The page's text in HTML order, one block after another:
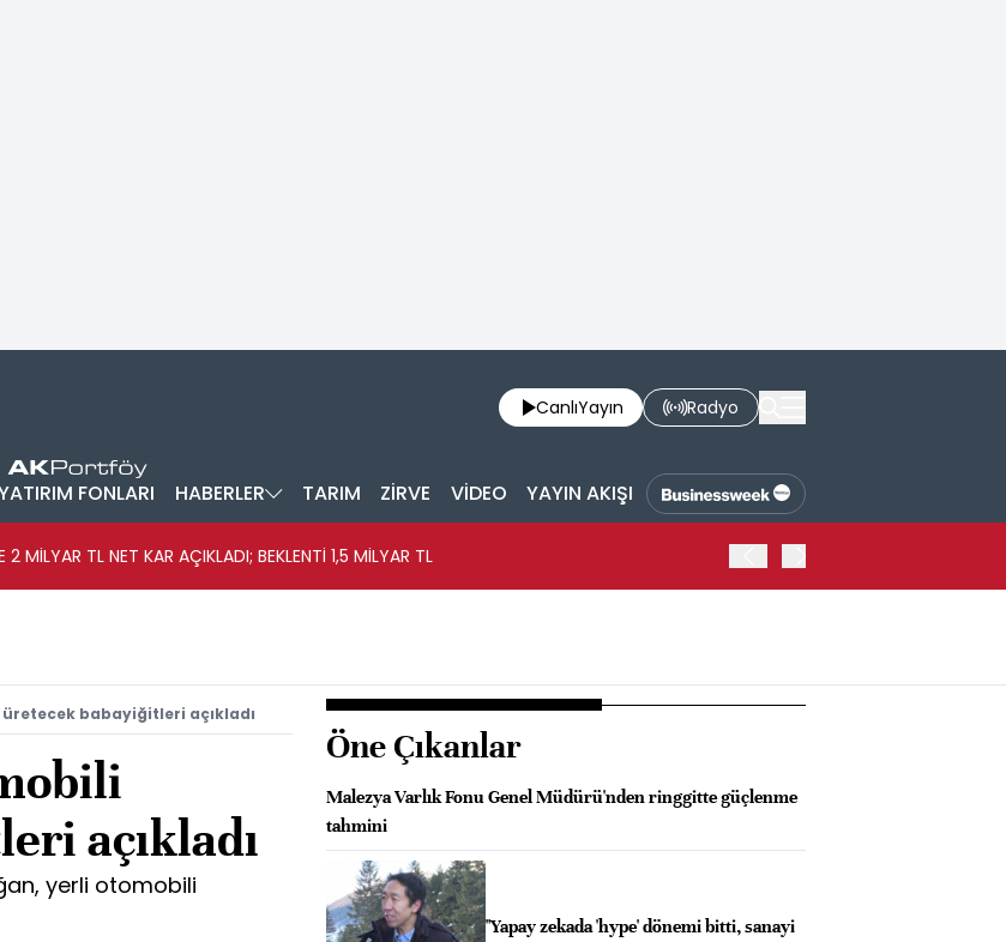
CanlıYayın Radyo
FONLARI HABERLER TARIM ZİRVE VİDEO YAYIN AKIŞI
MİLYAR TL NET KAR AÇIKLADI; BEKLENTİ 1,5 MİLYAR TL
babayiğitleri açıkladı
açıkladı
yerli otomobili
Öne Çıkanlar
Malezya Varlık Fonu Genel Müdürü'nden ringgitte güçlenme
tahmini
"Yapay zekada 'hype' dönemi bitti, sanayi